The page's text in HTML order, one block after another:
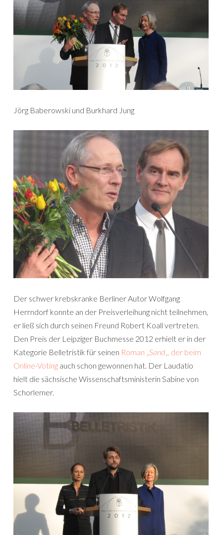
Jörg Baberowski und Burkhard Jung
Der schwer krebskranke Berliner Autor Wolfgang
Herrndorf konnte an der Preisverleihung nicht teilnehmen,
er ließ sich durch seinen Freund Robert Koall vertreten.
Den Preis der Leipziger Buchmesse 2012 erhielt er in der
Kategorie Belletristik für seinen Roman „Sand„, der beim
Online-Voting auch schon gewonnen hat. Der Laudatio
hielt die sächsische Wissenschaftsministerin Sabine von
Schorlemer.